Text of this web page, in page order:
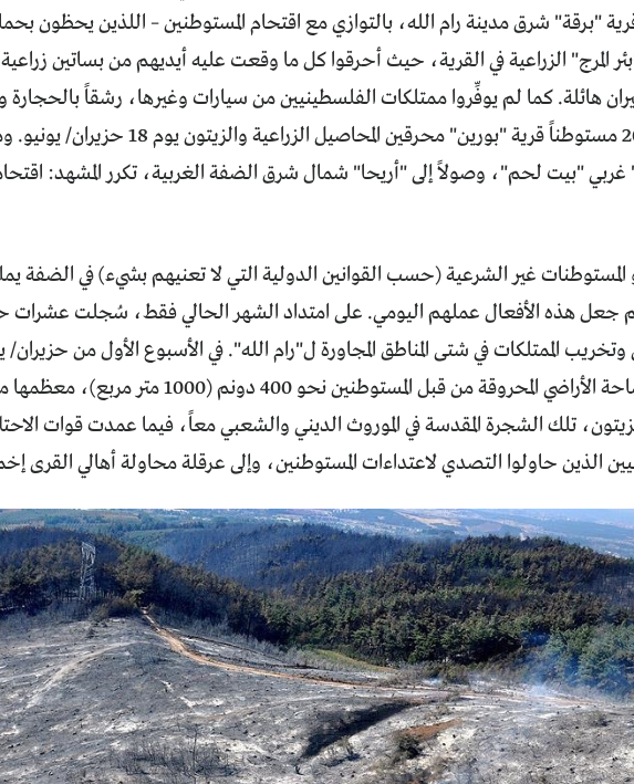
"برقة" شرق مدينة رام الله، بالتوازي مع اقتحام المستوطنين – اللذين يحظون
المرج" الزراعية في القرية، حيث أحرقوا كل ما وقعت عليه أيديهم من بساتين
هائلة. كما لم يوفِّروا ممتلكات الفلسطينيين من سيارات وغيرها، رشقاً بالحجارة
أكثر من 20 مستوطناً قرية "بورين" محرقين المحاصيل
"بيت لحم"، وصولاً إلى "أريحا" شمال شرق الضفة الغربية، تكرر المشهد:
غير الشرعية (حسب القوانين الدولية التي لا تعنيهم بشيء) في الضفة
جعل هذه الأفعال عملهم اليومي. على امتداد الشهر الحالي فقط، سُجلت عشرات
بلغت مساحة الأراضي المحروقة من قبل المستوطنين نحو
تلك الشجرة المقدسة في الموروث الديني والشعبي معاً، فيما عمدت قوات
الذين حاولوا التصدي لاعتداءات المستوطنين، وإلى عرقلة محاولة أهالي القرى